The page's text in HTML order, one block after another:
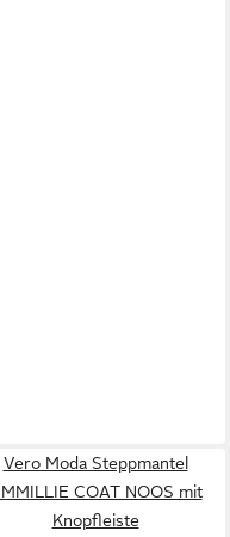
Vero Moda Steppmantel
COAT NOOS mit
Knopfleiste